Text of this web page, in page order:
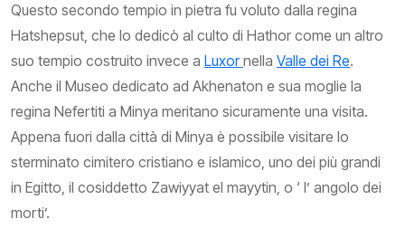
Questo secondo tempio in pietra fu voluto dalla regina
Hatshepsut, che lo dedicò al culto di Hathor come un altro
suo tempio costruito invece a Luxornella Valle dei Re.
Anche il Museo dedicato ad Akhenaton e sua moglie la
regina Nefertiti a Minya meritano sicuramente una visita.
Appena fuori dalla città di Minya è possibile visitare lo
sterminato cimitero cristiano e islamico, uno dei più grandi
in Egitto, il cosiddetto Zawiyyat el mayytin, o ‘ l’ angolo dei
morti’.